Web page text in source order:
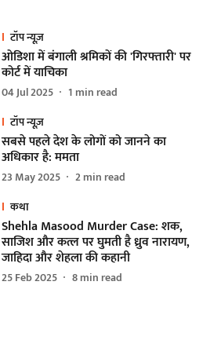
टॉप न्यूज़
ओडिशा में बंगाली श्रमिकों की 'गिरफ्तारी' पर
कोर्ट में याचिका
04 Jul 2025 1 min read
टॉप न्यूज़
सबसे पहले देश के लोगों को जानने का
अधिकार है: ममता
23 May 2025 2min read
कथा
Shehla Masood Murder Case: शक,
साजिश और कत्ल पर घुमती है ध्रुव नारायण,
जाहिदा और शेहला की कहानी
25 Feb 2025 8min read